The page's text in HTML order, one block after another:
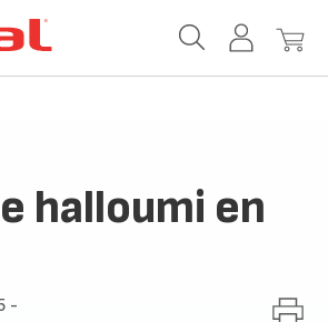
MijnMijn
halloumi en
-